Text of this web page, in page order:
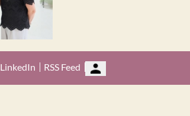
LinkedIn RSS Feed